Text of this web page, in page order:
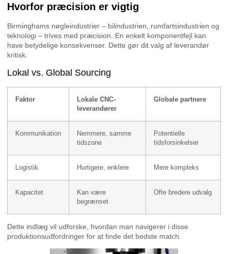
Hvorfor præcision er vigtig
Birminghams nøgleindustrier – bilindustrien, rumfartsindustrien og
teknologi – trives med præcision. En enkelt komponentfejl kan
have betydelige konsekvenser. Dette gør dit valg af leverandør
kritisk.
Lokal vs. Global Sourcing
Faktor
Lokale CNC-
leverandører
Globale partnere
Kommunikation
Nemmere, samme
tidszone
Potentielle
tidsforsinkelser
Logistik Hurtigere, enklere Mere kompleks
Kapacitet
Kan være
begrænset
Ofte bredere udvalg
Dette indlæg vil udforske, hvordan man navigerer i disse
produktionsudfordringer for at finde det bedste match.